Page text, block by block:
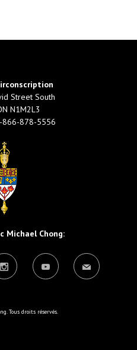
Street South
N1M2L3
866-878-5556
Michael Chong:
Tous droits réservés.